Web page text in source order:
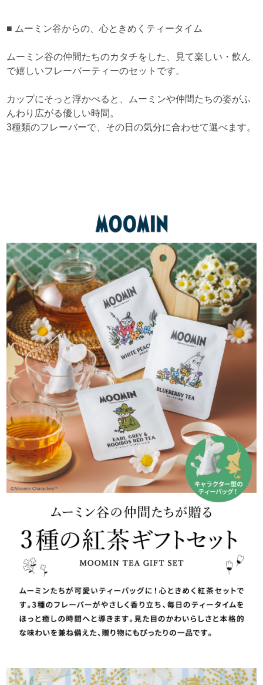
■ ムーミン谷からの、心ときめくティータイム
ムーミン谷の仲間たちのカタチをした、見て楽しい・飲ん
で嬉しいフレーバーティーのセットです。
カップにそっと浮かべると、ムーミンや仲間たちの姿がふ
んわり広がる優しい時間。
3種類のフレーバーで、その日の気分に合わせて選べます。